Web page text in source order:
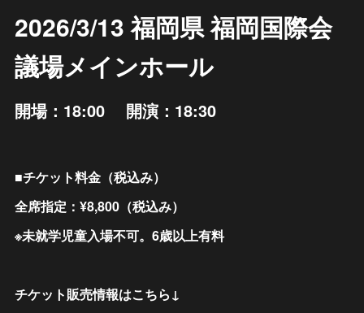
2026/3/13 福岡県 福岡国際会
議場メインホール
開場：18:00 開演：18:30
■チケット料金（税込み）
全席指定：¥8,800（税込み）
※未就学児童入場不可。6歳以上有料
チケット販売情報はこちら↓